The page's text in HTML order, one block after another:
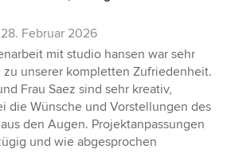
28. Februar 2026
mit studio hansen war sehr
unserer kompletten Zufriedenheit.
Frau Saez sind sehr kreativ,
die Wünsche und Vorstellungen des
den Augen. Projektanpassungen
und wie abgesprochen